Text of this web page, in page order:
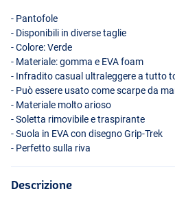
- Pantofole
- Disponibili in diverse taglie
- Colore: Verde
- Materiale: gomma e EVAfoam
- Infradito casual ultraleggere a tutto
- Può essere usato come scarpe da
- Materiale molto arioso
- Soletta rimovibile e traspirante
- Suola in EVAcon disegno Grip-Trek
- Perfetto sulla riva
Descrizione